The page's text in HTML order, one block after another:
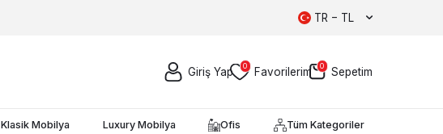
TR − TL
Giriş Yap 0 Favorilerim 0 Sepetim
Klasik Mobilya Luxury Mobilya Ofis Tüm Kategoriler